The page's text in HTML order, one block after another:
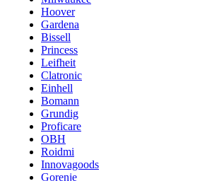
Hoover
Gardena
Bissell
Princess
Leifheit
Clatronic
Einhell
Bomann
Grundig
Proficare
OBH
Roidmi
Innovagoods
Gorenje